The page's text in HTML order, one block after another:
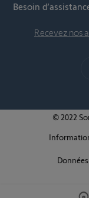
Besoin
Recevez nos
© 2022